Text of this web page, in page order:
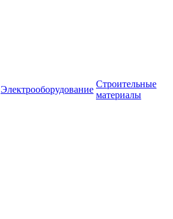
Электрооборудование
Строительные
материалы